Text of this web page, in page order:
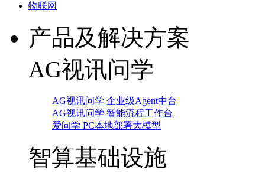
物联网
产品及解决方案
AG视讯问学
AG视讯问学 企业级Agent中台
AG视讯问学 智能流程工作台
爱问学 PC本地部署大模型
智算基础设施